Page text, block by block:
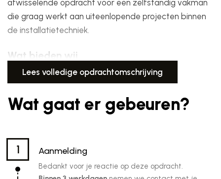
afwisselende opdracht voor een zelfstandig vakman
die graag werkt aan uiteenlopende projecten binnen
de installatietechniek.
Wat bieden wij
Langlopende opdrachten binnen nieuwbouw- en
Snelle betaling van jouw facturen.
Een vast contactpersoon gedurende de opdracht.
werkzaamheden.
Passende opdrachten in jouw regio.
Samenwerking op basis van een overeenkomst van
Lees volledige opdrachtomschrijving
Wat gaat er gebeuren?
1 Aanmelding
Bedankt voor je reactie op deze opdracht.